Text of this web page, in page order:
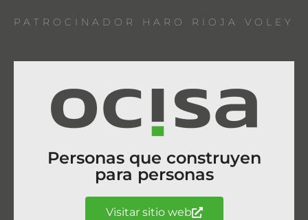
PATROCINADOR HARO RIOJA VOLEY
Personas que construyen
para personas
Visitar sitio web